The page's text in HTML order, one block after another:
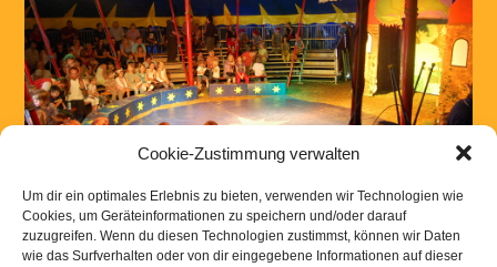
Cookie-Zustimmung verwalten
Um dir ein optimales Erlebnis zu bieten, verwenden wir Technologien wie
Cookies, um Geräteinformationen zu speichern und/oder darauf
zuzugreifen. Wenn du diesen Technologien zustimmst, können wir Daten
wie das Surfverhalten oder von dir eingegebene Informationen auf dieser